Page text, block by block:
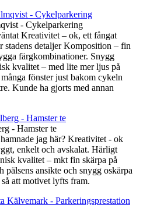
- Cykelparkering
Kreativitet – ok, ett fångat
detaljer Komposition – fin
färgkombinationer. Snygg
kvalitet – med lite mer ljus på
fönster just bakom cykeln
Kunde ha gjorts med annan
- Hamster te
jag här? Kreativitet - ok
enkelt och avskalat. Härligt
kvalitet – mkt fin skärpa på
pälsens ansikte och snygg oskärpa
att motivet lyfts fram.